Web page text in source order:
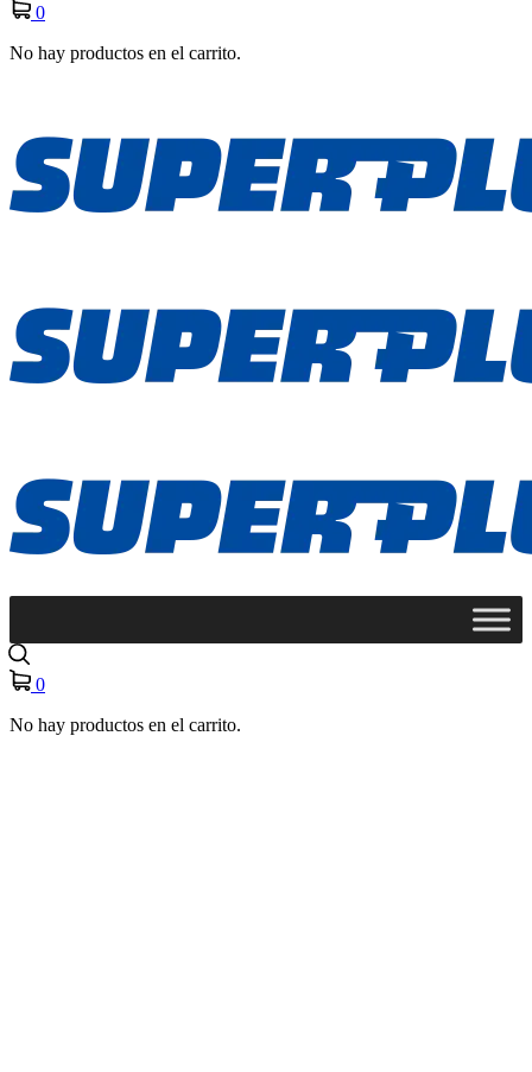
0
No hay productos en el carrito.
0
No hay productos en el carrito.